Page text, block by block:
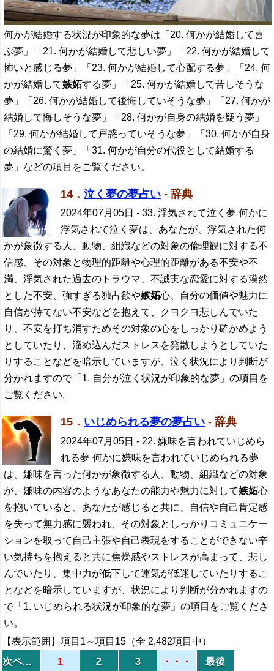
何かが結婚する状況が印象的な夢は「20. 何かが結婚して喜
ぶ夢」「21. 何かが結婚して悲しい夢」「22. 何かが結婚して
怖いと感じる夢」「23. 何かが結婚して心配する夢」「24. 何
かが結婚して嫉妬する夢」「25. 何かが結婚して苦しそうな
夢」「26. 何かが結婚して後悔していそうな夢」「27. 何かが
結婚して悔しそうな夢」「28. 何かが自身の結婚を疑う夢」
「29. 何かが結婚して戸惑っていそうな夢」「30. 何かが自身
の結婚に驚く夢」「31. 何かが自分の代役として結婚する
夢」などの項目をご覧ください。
14． 泣く夢の夢占い - 辞典
2024年07月05日 - 33. 浮気されて泣く夢 何かに
浮気されて泣く夢は、あなたが、浮気された何
かが象徴する人、動物、組織などの対象の倫理観に対する不
信感、その対象と物理的距離や心理的距離がある不安や不
満、浮気された過去のトラウマ、不誠実な恋愛に対する漠然
とした不安、強すぎる独占欲や嫉妬心、自分の価値や魅力に
自信が持てない不安などを抱えて、クヨクヨ悲しんでいた
り、不安を打ち消すためその対象の心をしっかり確かめよう
としていたり、溜め込んだストレスを発散しようとしていた
りすることなどを暗示していますが、泣く状況により判断が
分かれますので「1. 自分が泣く状況が印象的な夢」の項目を
ご覧ください。
15． いじめられる夢の夢占い - 辞典
2024年07月05日 - 22. 嫌味を言われていじめら
れる夢 何かに嫌味を言われていじめられる夢
は、嫌味を言った何かが象徴する人、動物、組織などの対象
が、嫌味の内容のようなあなたの能力や魅力に対して嫉妬心
を抱いていると、あなたが感じると共に、自信や自己肯定感
を失って無力感に襲われ、その対象としっかりコミュニケー
ションを取って自己主張や自己表現をすることができない辛
い気持ちを抱えると共に焦燥感やストレスが高まって、悲し
んでいたり、集中力が低下して運気が低迷していたりするこ
となどを暗示していますが、状況により判断が分かれますの
で「1. いじめられる状況が印象的な夢」の項目をご覧くださ
い。
【表示範囲】項目1～項目15（全 2,482項目中）
次ページ
1 2 3 ・・・ 最後